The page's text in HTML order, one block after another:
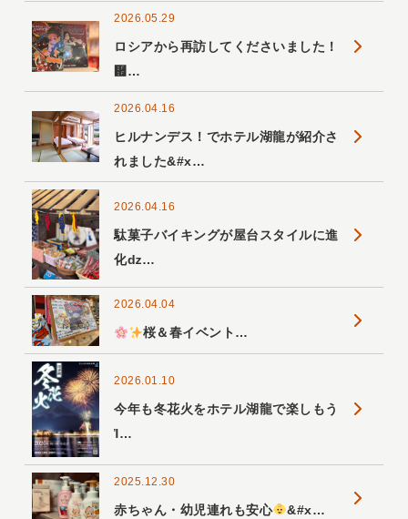
2026.05.29
ロシアから再訪してくださいました！
἟…
2026.04.16
ヒルナンデス！でホテル湖龍が紹介さ
れました&#x…
2026.04.16
駄菓子バイキングが屋台スタイルに進
化ǳ…
2026.04.04
桜＆春イベント…
2026.01.10
今年も冬花火をホテル湖龍で楽しもう
Ἰ…
2025.12.30
赤ちゃん・幼児連れも安心 &#x…